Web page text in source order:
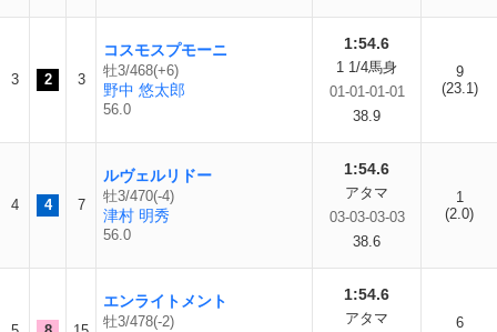
3 2 3
コスモスプモーニ
牡3/468(+6)
野中 悠太郎
56.0
1:54.6
1 1/4馬身
01-01-01-01
38.9
9
(23.1)
4 4 7
ルヴェルリドー
牡3/470(-4)
津村 明秀
56.0
1:54.6
アタマ
03-03-03-03
38.6
1
(2.0)
エンライトメント
牡3/478(-2)
1:54.6
アタマ
6